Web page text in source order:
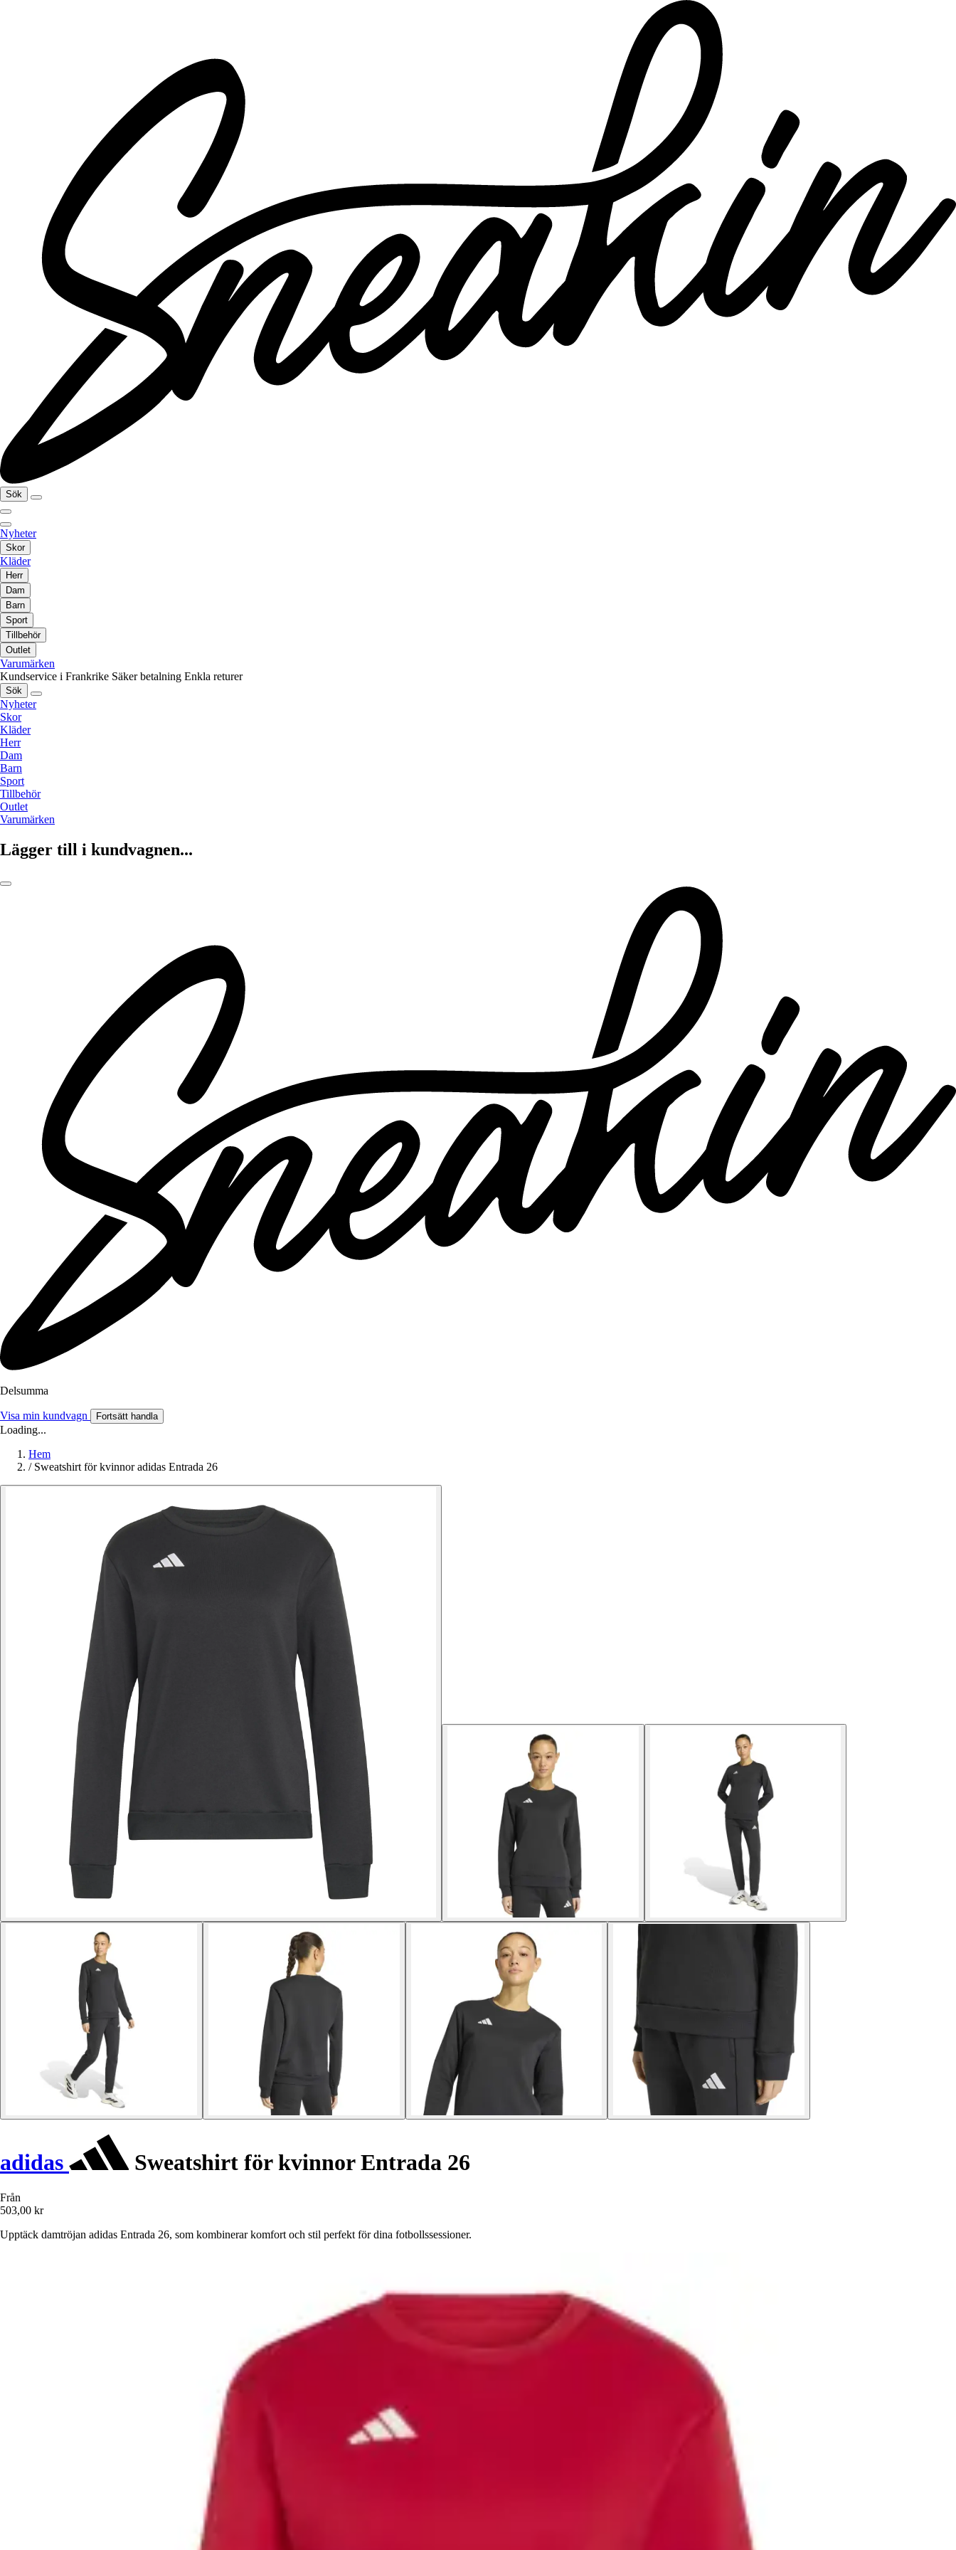
Sök
Nyheter
Skor
Kläder
Herr
Dam
Barn
Sport
Tillbehör
Outlet
Varumärken
Kundservice i Frankrike Säker betalning Enkla returer
Sök
Nyheter
Skor
Kläder
Herr
Dam
Barn
Sport
Tillbehör
Outlet
Varumärken
Lägger till i kundvagnen...
Delsumma
Visa min kundvagn Fortsätt handla
Loading...
Hem
/ Sweatshirt för kvinnor adidas Entrada 26
adidas Sweatshirt för kvinnor Entrada 26
Från
503,00 kr
Upptäck damtröjan adidas Entrada 26, som kombinerar komfort och stil perfekt för dina fotbollssessioner.